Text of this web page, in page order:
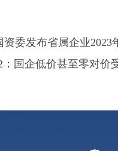
委发布省属企业2023
国企低价甚至零对价